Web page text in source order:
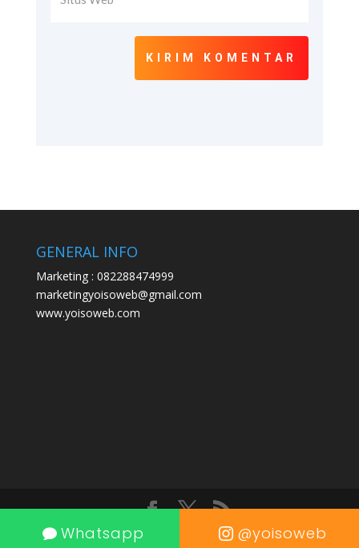
KIRIM KOMENTAR
Whatsapp @yoisoweb
GENERAL INFO
Marketing : 082288474999
marketingyoisoweb@gmail.com
www.yoisoweb.com
Designed by Yoisoweb.com